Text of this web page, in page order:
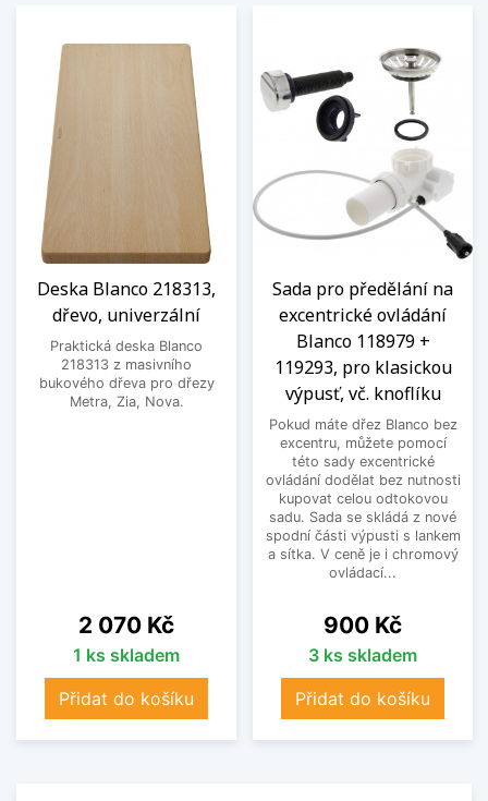
Deska Blanco 218313,
dřevo, univerzální
Praktická deska Blanco
218313 z masivního
bukového dřeva pro dřezy
Metra, Zia, Nova.
Cena
2 070 Kč
1 ks skladem
Přidat do košíku
Sada pro předělání na
excentrické ovládání
Blanco 118979 +
119293, pro klasickou
výpusť, vč. knoflíku
Pokud máte dřez Blanco bez
excentru, můžete pomocí
této sady excentrické
ovládání dodělat bez nutnosti
kupovat celou odtokovou
sadu. Sada se skládá z nové
spodní části výpusti s lankem
a sítka. V ceně je i chromový
ovládací...
Cena
900 Kč
3 ks skladem
Přidat do košíku